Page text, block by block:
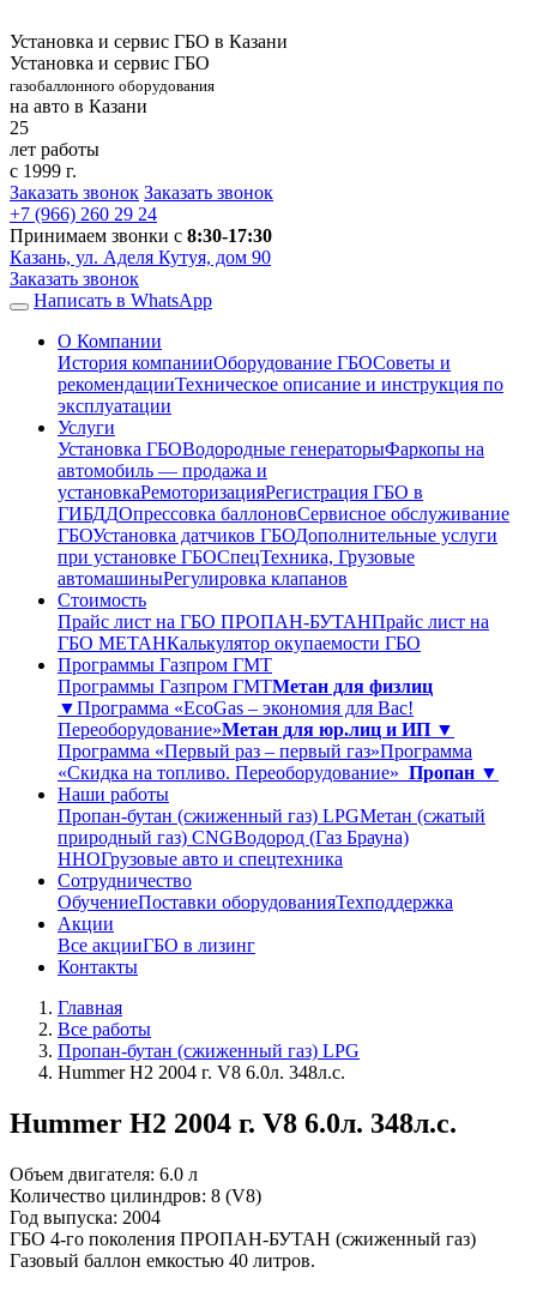
Установка и сервис ГБО в Казани
Установка и сервис ГБО
газобаллонного оборудования
на авто в Казани
25
лет работы
с 1999 г.
Заказать звонок Заказать звонок
+7 (966) 260 29 24
Принимаем звонки с 8:30-17:30
Казань, ул. Аделя Кутуя, дом 90
Заказать звонок
Написать в WhatsApp
О Компании
История компанииОборудование ГБОСоветы и
рекомендацииТехническое описание и инструкция по
эксплуатации
Услуги
Установка ГБОВодородные генераторыФаркопы на
автомобиль — продажа и
установкаРемоторизацияРегистрация ГБО в
ГИБДДОпрессовка баллоновСервисное обслуживание
ГБОУстановка датчиков ГБОДополнительные услуги
при установке ГБОСпецТехника, Грузовые
автомашиныРегулировка клапанов
Стоимость
Прайс лист на ГБО ПРОПАН-БУТАНПрайс лист на
ГБО МЕТАНКалькулятор окупаемости ГБО
Программы Газпром ГМТ
Программы Газпром ГМТМетан для физлиц
▼Программа «EcoGas – экономия для Вас!
Переоборудование»Метан для юр.лиц и ИП ▼
Программа «Первый раз – первый газ»Программа
«Скидка на топливо. Переоборудование» Пропан ▼
Наши работы
Пропан-бутан (сжиженный газ) LPGМетан (сжатый
природный газ) CNGВодород (Газ Брауна)
ННОГрузовые авто и спецтехника
Сотрудничество
ОбучениеПоставки оборудованияТехподдержка
Акции
Все акцииГБО в лизинг
Контакты
Главная
Все работы
Пропан-бутан (сжиженный газ) LPG
Hummer H2 2004 г. V8 6.0л. 348л.с.
Hummer H2 2004 г. V8 6.0л. 348л.с.
Объем двигателя: 6.0 л
Количество цилиндров: 8 (V8)
Год выпуска: 2004
ГБО 4-го поколения ПРОПАН-БУТАН (сжиженный газ)
Газовый баллон емкостью 40 литров.